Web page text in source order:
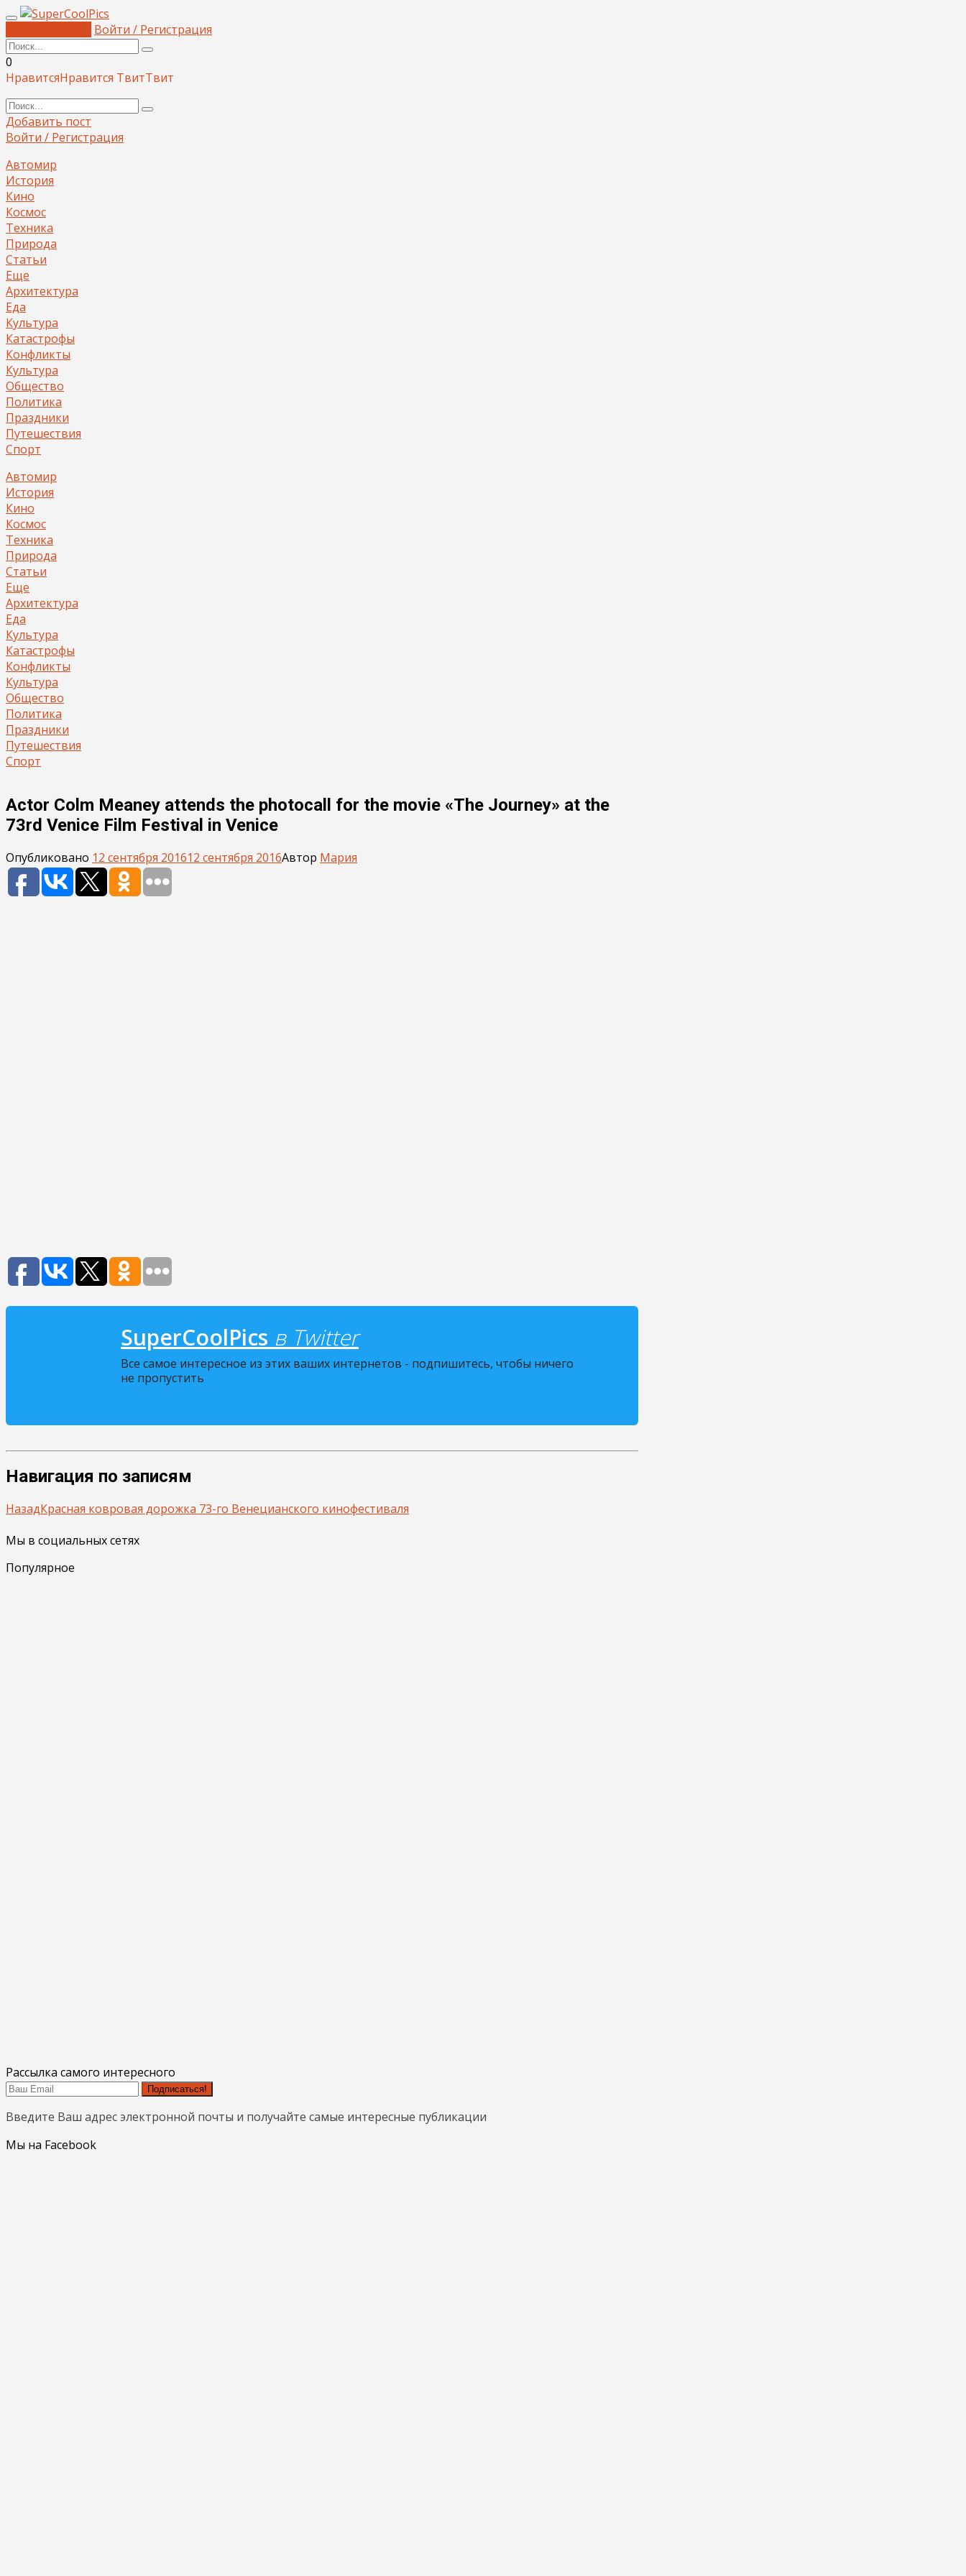
Войти / Регистрация
0
НравитсяНравится ТвитТвит
Добавить пост
Войти / Регистрация
Автомир
История
Кино
Космос
Техника
Природа
Статьи
Еще
Архитектура
Еда
Культура
Катастрофы
Конфликты
Культура
Общество
Политика
Праздники
Путешествия
Спорт
Автомир
История
Кино
Космос
Техника
Природа
Статьи
Еще
Архитектура
Еда
Культура
Катастрофы
Конфликты
Культура
Общество
Политика
Праздники
Путешествия
Спорт
Actor Colm Meaney attends the photocall for the movie «The Journey» at the
73rd Venice Film Festival in Venice
Опубликовано 12 сентября 201612 сентября 2016Автор Мария
SuperCoolPics в Twitter
Все самое интересное из этих ваших интернетов - подпишитесь, чтобы ничего
не пропустить
Навигация по записям
НазадКрасная ковровая дорожка 73-го Венецианского кинофестиваля
Мы в социальных сетях
Популярное
Рассылка самого интересного
Подписаться!
Введите Ваш адрес электронной почты и получайте самые интересные публикации
Мы на Facebook